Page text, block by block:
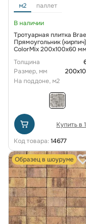
м2 паллет
В наличии
Тротуарная плитка
Прямоугольник (кирпич)
ColorMix 200х100х60 мм
Толщина
Размер, мм
На поддоне, м2
Купить в
Код товара: 14677
Образец в шоуруме